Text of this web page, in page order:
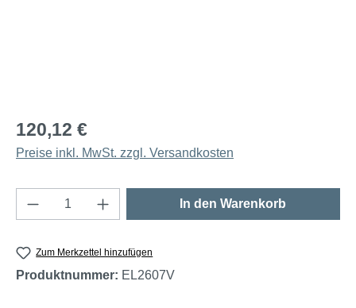
120,12 €
Preise inkl. MwSt. zzgl. Versandkosten
Produkt Anzahl: Gib den gewünschten
In den Warenkorb
Zum Merkzettel hinzufügen
Produktnummer: EL2607V